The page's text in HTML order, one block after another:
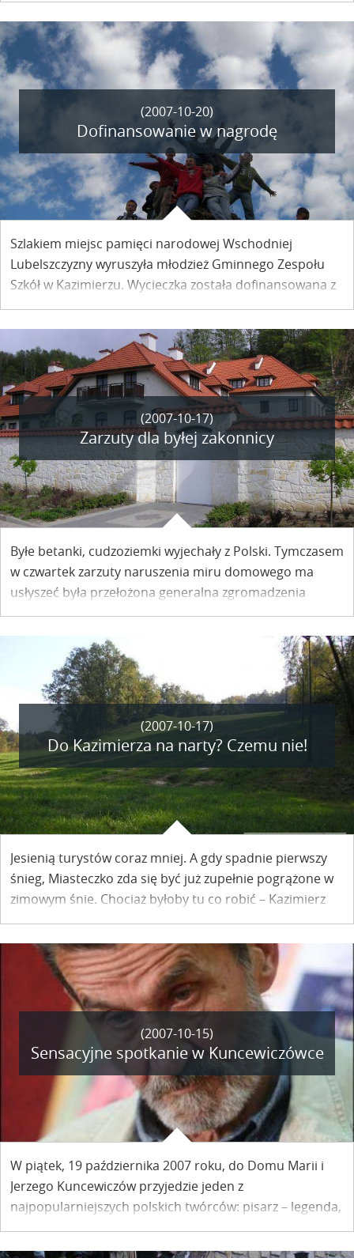
przez nieznanym sądem choćby za brak reakcji wobec
krzywdy? Takim pisarzem był Jan Józef Szczepański.
(2007-10-20)
Dofinansowanie w nagrodę
Szlakiem miejsc pamięci narodowej Wschodniej
Lubelszczyzny wyruszyła młodzież Gminnego Zespołu
Szkół w Kazimierzu. Wycieczka została dofinansowana z
funduszu Ministerstwa Edukacji Narodowej jako jedna z
67 nagrodzonych na Lubelszczyźnie w konkursie na
program wycieczek patriotycznych.
(2007-10-17)
Zarzuty dla byłej zakonnicy
Byłe betanki, cudzoziemki wyjechały z Polski. Tymczasem
w czwartek zarzuty naruszenia miru domowego ma
usłyszeć była przełożona generalna zgromadzenia
(2007-10-17)
Do Kazimierza na narty? Czemu nie!
Jesienią turystów coraz mniej. A gdy spadnie pierwszy
śnieg, Miasteczko zda się być już zupełnie pogrążone w
zimowym śnie. Chociaż byłoby tu co robić – Kazimierz
otaczają wzgórza, a starsi mieszkańcy pamiętają, jak
szusowano tu na nartach. Tamte czasy mają szansę
powrócić, a Miasteczko wkrótce może stać się zimową
stolicą Lubelszczyzny.
(2007-10-15)
Sensacyjne spotkanie w Kuncewiczówce
W piątek, 19 października 2007 roku, do Domu Marii i
Jerzego Kuncewiczów przyjedzie jeden z
najpopularniejszych polskich twórców: pisarz – legenda,
prawdziwie wolny i niezwykle popularny. To Marek
Nowakowski. Jego spotkanie autorskie rozpocznie się o